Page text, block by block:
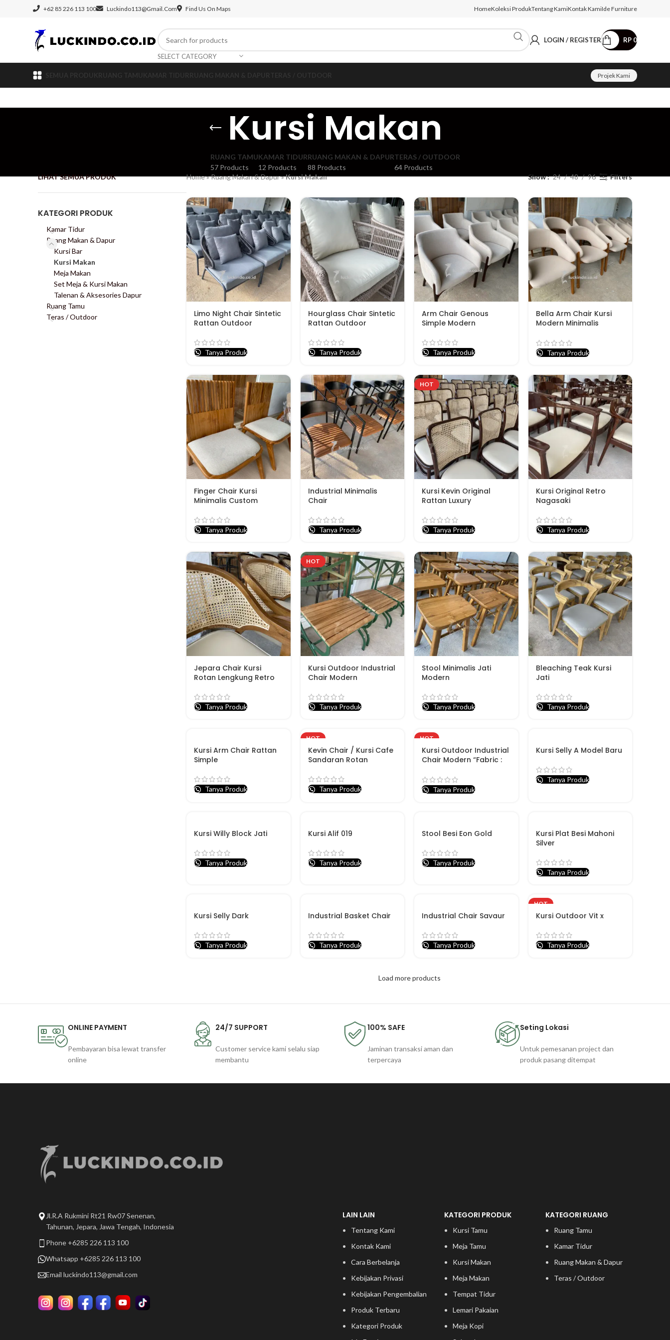
+62 85 226 113 100 Luckindo113@gmail.com Find Us On Maps HomeKoleksi ProdukTentang KamiKontak KamiIde Furniture
SELECT CATEGORY
LOGIN / REGISTER RP 0
Projek Kami
Kursi Makan
RUANG TAMU
57 Products
KAMAR TIDUR
12 Products
RUANG MAKAN & DAPUR
88 Products
TERAS / OUTDOOR
64 Products
LIHAT SEMUA PRODUK
KATEGORI PRODUK
Kamar Tidur
Ruang Makan & Dapur
Kursi Bar
Kursi Makan
Meja Makan
Set Meja & Kursi Makan
Talenan & Aksesories Dapur
Ruang Tamu
Teras / Outdoor
Home»Ruang Makan & Dapur»Kursi Makan Show 24 48 96 Filters
Limo Night Chair Sintetic
Rattan Outdoor
Tanya Produk
Hourglass Chair Sintetic
Rattan Outdoor
Tanya Produk
Arm Chair Genous
Simple Modern
Tanya Produk
Bella Arm Chair Kursi
Modern Minimalis
Tanya Produk
Finger Chair Kursi
Minimalis Custom
Tanya Produk
Industrial Minimalis
Chair
Tanya Produk
HOT
Kursi Kevin Original
Rattan Luxury
Tanya Produk
Kursi Original Retro
Nagasaki
Tanya Produk
Jepara Chair Kursi
Rotan Lengkung Retro
Tanya Produk
HOT
Kursi Outdoor Industrial
Chair Modern
Tanya Produk
Stool Minimalis Jati
Modern
Tanya Produk
Bleaching Teak Kursi
Jati
Tanya Produk
Kursi Arm Chair Rattan
Simple
Tanya Produk
HOT
Kevin Chair / Kursi Cafe
Sandaran Rotan
Tanya Produk
HOT
Kursi Outdoor Industrial
Chair Modern “Fabric :
Tanya Produk
Kursi Selly A Model Baru
Tanya Produk
Kursi Willy Block Jati
Tanya Produk
Kursi Alif 019
Tanya Produk
Stool Besi Eon Gold
Tanya Produk
Kursi Plat Besi Mahoni
Silver
Tanya Produk
Kursi Selly Dark
Tanya Produk
Industrial Basket Chair
Tanya Produk
Industrial Chair Savaur
Tanya Produk
HOT
Kursi Outdoor Vit x
Tanya Produk
Load more products
ONLINE PAYMENT
Pembayaran bisa lewat transfer
online
24/7 SUPPORT
Customer service kami selalu siap
membantu
100% SAFE
Jaminan transaksi aman dan
terpercaya
Seting Lokasi
Untuk pemesanan project dan
produk pasang ditempat
Jl.R.A Rukmini Rt21 Rw07 Senenan,
Tahunan, Jepara, Jawa Tengah, Indonesia
Phone +6285 226 113 100
Whatsapp +6285 226 113 100
Email luckindo113@gmail.com
LAIN LAIN
Tentang Kami
Kontak Kami
Cara Berbelanja
Kebijakan Privasi
Kebijakan Pengembalian
Produk Terbaru
Kategori Produk
KATEGORI PRODUK
Kursi Tamu
Meja Tamu
Kursi Makan
Meja Makan
Tempat Tidur
Lemari Pakaian
Meja Kopi
KATEGORI RUANG
Ruang Tamu
Kamar Tidur
Ruang Makan & Dapur
Teras / Outdoor